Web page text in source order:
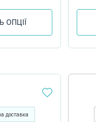
ОПЦІЇ
доставка